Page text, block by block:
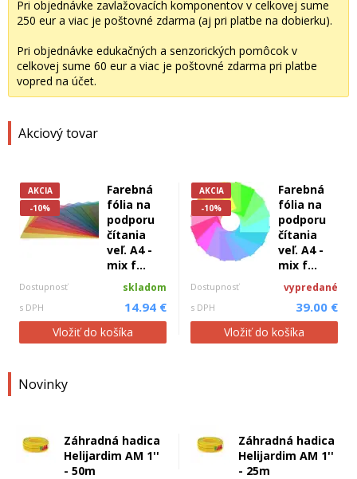
Pri objednávke zavlažovacích komponentov v celkovej sume
250 eur a viac je poštovné zdarma (aj pri platbe na dobierku).
Pri objednávke edukačných a senzorických pomôcok v
celkovej sume 60 eur a viac je poštovné zdarma pri platbe
vopred na účet.
Akciový tovar
AKCIA
-10%
Farebná
fólia na
podporu
čítania
veľ. A4 -
mix f...
Dostupnosť skladom
s DPH 14.94 €
Vložiť do košíka
AKCIA
-10%
Farebná
fólia na
podporu
čítania
veľ. A4 -
mix f...
Dostupnosť vypredané
s DPH 39.00 €
Vložiť do košíka
Novinky
Záhradná hadica
Helijardim AM 1''
- 50m
Záhradná hadica
Helijardim AM 1''
- 25m